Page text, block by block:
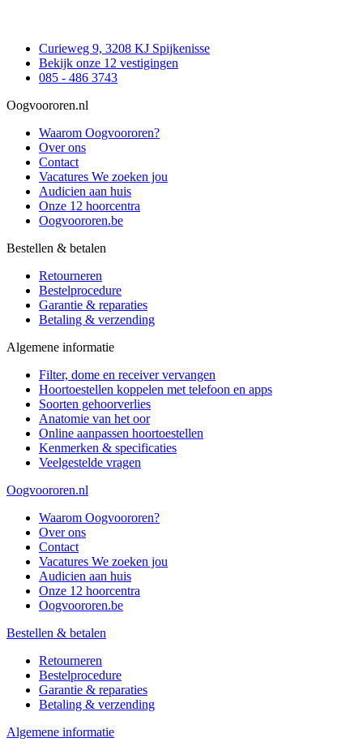
Curieweg 9, 3208 KJ Spijkenisse
Bekijk onze 12 vestigingen
085 - 486 3743
Oogvoororen.nl
Waarom Oogvoororen?
Over ons
Contact
Vacatures We zoeken jou
Audicien aan huis
Onze 12 hoorcentra
Oogvoororen.be
Bestellen & betalen
Retourneren
Bestelprocedure
Garantie & reparaties
Betaling & verzending
Algemene informatie
Filter, dome en receiver vervangen
Hoortoestellen koppelen met telefoon en apps
Soorten gehoorverlies
Anatomie van het oor
Online aanpassen hoortoestellen
Kenmerken & specificaties
Veelgestelde vragen
Oogvoororen.nl
Waarom Oogvoororen?
Over ons
Contact
Vacatures We zoeken jou
Audicien aan huis
Onze 12 hoorcentra
Oogvoororen.be
Bestellen & betalen
Retourneren
Bestelprocedure
Garantie & reparaties
Betaling & verzending
Algemene informatie